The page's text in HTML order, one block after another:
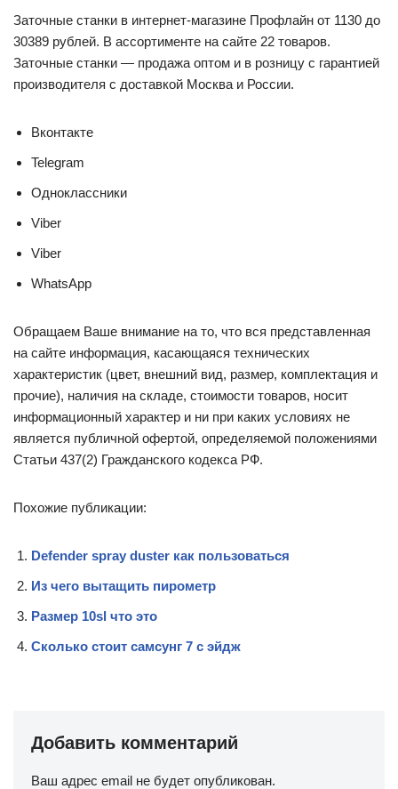
Заточные станки в интернет-магазине Профлайн от 1130 до
30389 рублей. В ассортименте на сайте 22 товаров.
Заточные станки — продажа оптом и в розницу с гарантией
производителя с доставкой Москва и России.
Вконтакте
Telegram
Одноклассники
Viber
Viber
WhatsApp
Обращаем Ваше внимание на то, что вся представленная
на сайте информация, касающаяся технических
характеристик (цвет, внешний вид, размер, комплектация и
прочие), наличия на складе, стоимости товаров, носит
информационный характер и ни при каких условиях не
является публичной офертой, определяемой положениями
Статьи 437(2) Гражданского кодекса РФ.
Похожие публикации:
Defender spray duster как пользоваться
Из чего вытащить пирометр
Размер 10sl что это
Сколько стоит самсунг 7 с эйдж
Добавить комментарий
Ваш адрес email не будет опубликован.